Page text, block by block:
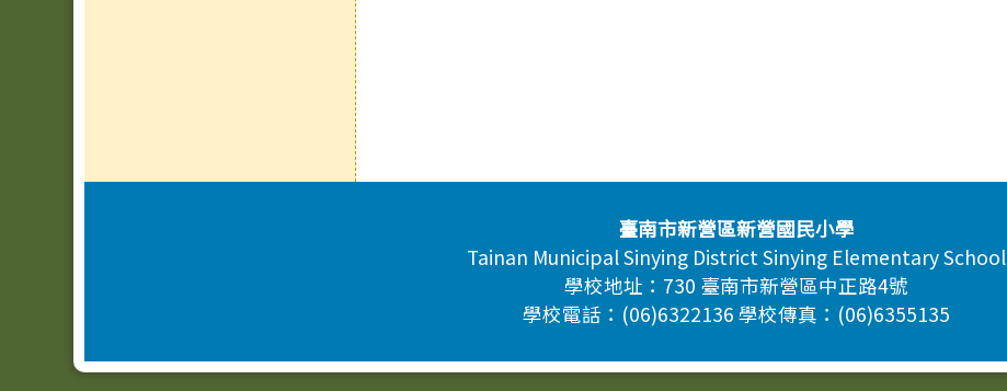
臺南市新營區新營國民小學
Tainan Municipal Sinying District Sinying Elementary School
學校地址：730 臺南市新營區中正路4號
學校電話：(06)6322136 學校傳真：(06)6355135